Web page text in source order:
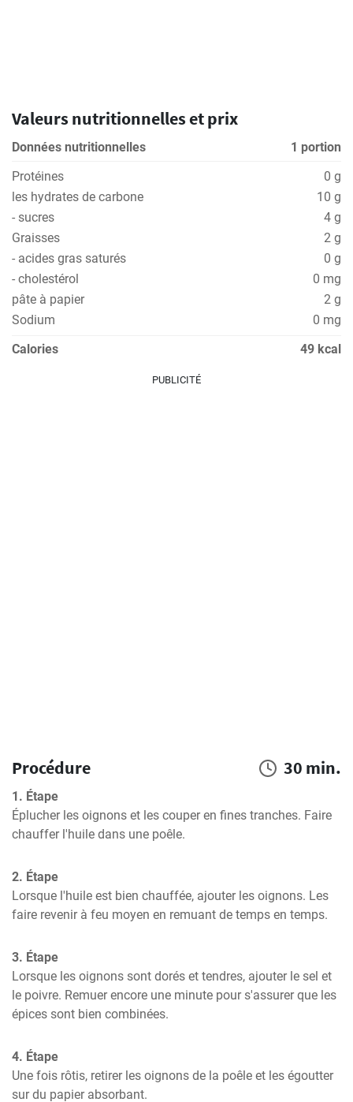
Valeurs nutritionnelles et prix
Données nutritionnelles
1 portion
Protéines
0 g
les hydrates de carbone
10 g
- sucres
4 g
Graisses
2 g
- acides gras saturés
0 g
- cholestérol
0 mg
pâte à papier
2 g
Sodium
0 mg
Calories
49 kcal
PUBLICITÉ
Procédure 30 min.
1. Étape
Éplucher les oignons et les couper en fines tranches. Faire
chauffer l'huile dans une poêle.
2. Étape
Lorsque l'huile est bien chauffée, ajouter les oignons. Les
faire revenir à feu moyen en remuant de temps en temps.
3. Étape
Lorsque les oignons sont dorés et tendres, ajouter le sel et
le poivre. Remuer encore une minute pour s'assurer que les
épices sont bien combinées.
4. Étape
Une fois rôtis, retirer les oignons de la poêle et les égoutter
sur du papier absorbant.